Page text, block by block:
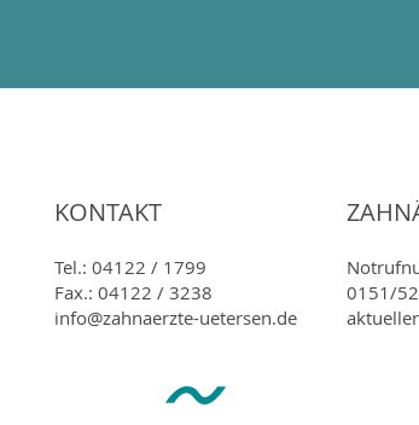
KONTAKT
Tel.: 04122 / 1799
Fax.: 04122 / 3238
info@zahnaerzte-uetersen.de
0151/